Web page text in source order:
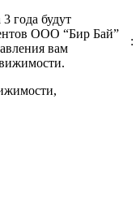
года будут
ООО “Бир Бай”
вам
: